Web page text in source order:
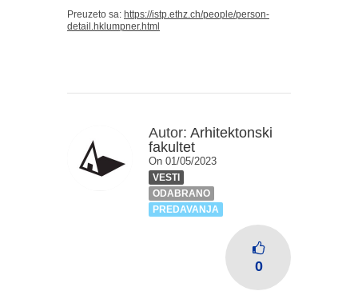
Preuzeto sa: https://istp.ethz.ch/people/person-
detail.hklumpner.html
Autor: Arhitektonski
fakultet
On 01/05/2023
VESTI
ODABRANO
PREDAVANJA
0